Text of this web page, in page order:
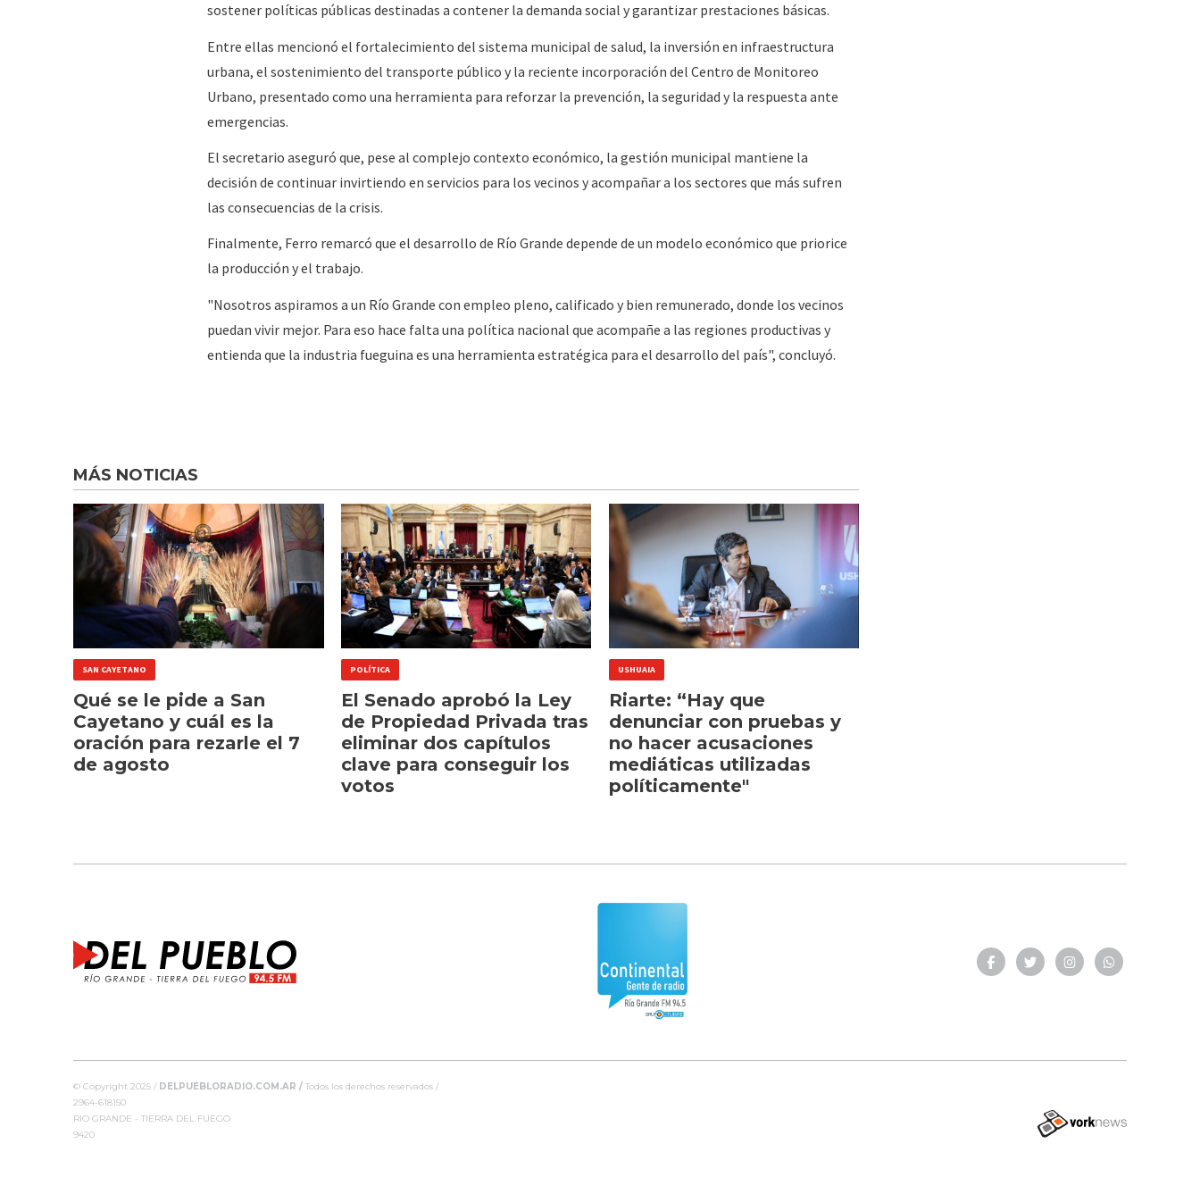
sostener políticas públicas destinadas a contener la demanda social y garantizar prestaciones básicas.
Entre ellas mencionó el fortalecimiento del sistema municipal de salud, la inversión en infraestructura
urbana, el sostenimiento del transporte público y la reciente incorporación del Centro de Monitoreo
Urbano, presentado como una herramienta para reforzar la prevención, la seguridad y la respuesta ante
emergencias.
El secretario aseguró que, pese al complejo contexto económico, la gestión municipal mantiene la
decisión de continuar invirtiendo en servicios para los vecinos y acompañar a los sectores que más sufren
las consecuencias de la crisis.
Finalmente, Ferro remarcó que el desarrollo de Río Grande depende de un modelo económico que priorice
la producción y el trabajo.
"Nosotros aspiramos a un Río Grande con empleo pleno, calificado y bien remunerado, donde los vecinos
puedan vivir mejor. Para eso hace falta una política nacional que acompañe a las regiones productivas y
entienda que la industria fueguina es una herramienta estratégica para el desarrollo del país", concluyó.
MÁS NOTICIAS
SAN CAYETANO
Qué se le pide a San
Cayetano y cuál es la
oración para rezarle el 7
de agosto
POLÍTICA
El Senado aprobó la Ley
de Propiedad Privada tras
eliminar dos capítulos
clave para conseguir los
votos
USHUAIA
Riarte: “Hay que
denunciar con pruebas y
no hacer acusaciones
mediáticas utilizadas
políticamente"
© Copyright 2025 / DELPUEBLORADIO.COM.AR / Todos los derechos reservados /
2964-618150
RIO GRANDE - TIERRA DEL FUEGO
9420